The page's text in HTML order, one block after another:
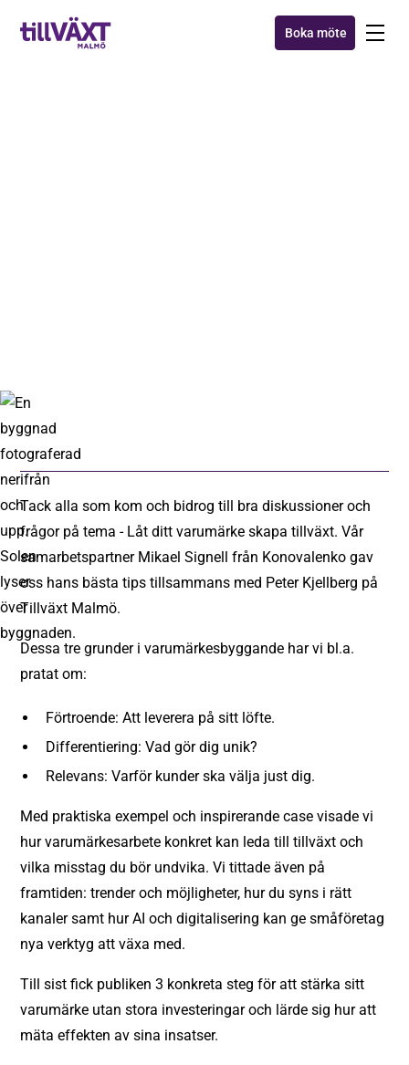
Boka möte
Tack alla som kom och bidrog till bra diskussioner och
frågor på tema - Låt ditt varumärke skapa tillväxt. Vår
samarbetspartner Mikael Signell från Konovalenko gav
oss hans bästa tips tillsammans med Peter Kjellberg på
Tillväxt Malmö.
Dessa tre grunder i varumärkesbyggande har vi bl.a.
pratat om:
Förtroende: Att leverera på sitt löfte.
Differentiering: Vad gör dig unik?
Relevans: Varför kunder ska välja just dig.
Med praktiska exempel och inspirerande case visade vi
hur varumärkesarbete konkret kan leda till tillväxt och
vilka misstag du bör undvika. Vi tittade även på
framtiden: trender och möjligheter, hur du syns i rätt
kanaler samt hur AI och digitalisering kan ge småföretag
nya verktyg att växa med.
Till sist fick publiken 3 konkreta steg för att stärka sitt
varumärke utan stora investeringar och lärde sig hur att
mäta effekten av sina insatser.